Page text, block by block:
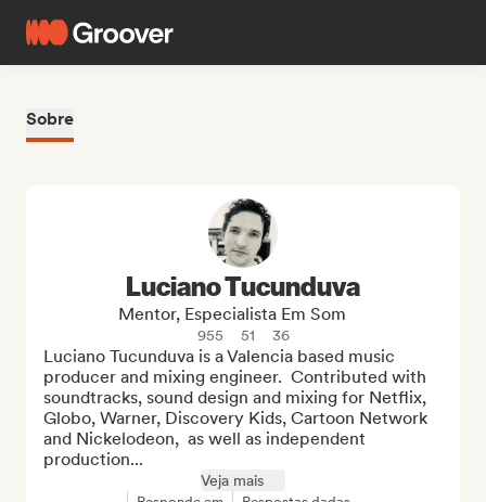
Sobre
Luciano Tucunduva
Mentor, Especialista Em Som
955 51 36
Luciano Tucunduva is a Valencia based music
producer and mixing engineer.  Contributed with
soundtracks, sound design and mixing for Netflix,
Globo, Warner, Discovery Kids, Cartoon Network
and Nickelodeon,  as well as independent
production...
Veja mais